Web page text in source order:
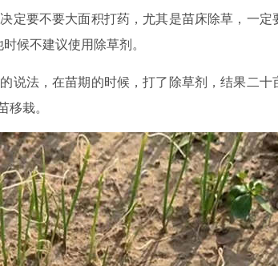
定要不要大面积打药，尤其是苗床除草，一定
候不建议使用除草剂。
说法，在苗期的时候，打了除草剂，结果二十
栽。